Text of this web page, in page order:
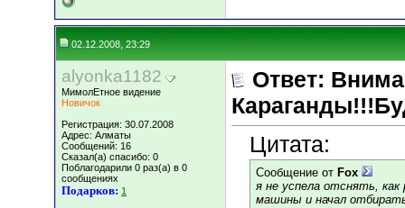
02.12.2008, 23:29
alyonka1182
МимолЕтное видение
Новичок
Регистрация: 30.07.2008
Адрес: Алматы
Сообщений: 16
Сказал(а) спасибо: 0
Поблагодарили 0 раз(а) в 0
сообщениях
Подарков: 1
Ответ:
Цитата:
Сообщение от Fox
я не успела отснять,
машины и начал